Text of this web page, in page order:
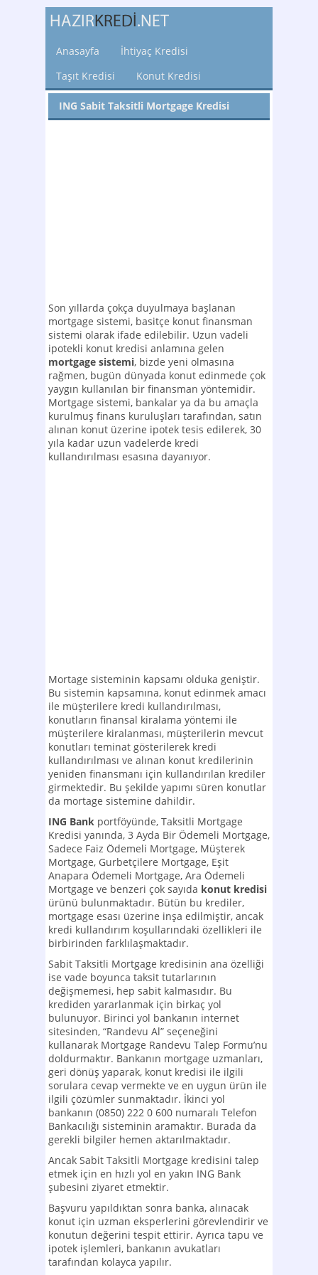
Anasayfa
İhtiyaç Kredisi
Taşıt Kredisi
Konut Kredisi
ING Sabit Taksitli Mortgage Kredisi
Son yıllarda çokça duyulmaya başlanan
mortgage sistemi, basitçe konut finansman
sistemi olarak ifade edilebilir. Uzun vadeli
ipotekli konut kredisi anlamına gelen
mortgage sistemi, bizde yeni olmasına
rağmen, bugün dünyada konut edinmede çok
yaygın kullanılan bir finansman yöntemidir.
Mortgage sistemi, bankalar ya da bu amaçla
kurulmuş finans kuruluşları tarafından, satın
alınan konut üzerine ipotek tesis edilerek, 30
yıla kadar uzun vadelerde kredi
kullandırılması esasına dayanıyor.
Mortage sisteminin kapsamı olduka geniştir.
Bu sistemin kapsamına, konut edinmek amacı
ile müşterilere kredi kullandırılması,
konutların finansal kiralama yöntemi ile
müşterilere kiralanması, müşterilerin mevcut
konutları teminat gösterilerek kredi
kullandırılması ve alınan konut kredilerinin
yeniden finansmanı için kullandırılan krediler
girmektedir. Bu şekilde yapımı süren konutlar
da mortage sistemine dahildir.
ING Bank portföyünde, Taksitli Mortgage
Kredisi yanında, 3 Ayda Bir Ödemeli Mortgage,
Sadece Faiz Ödemeli Mortgage, Müşterek
Mortgage, Gurbetçilere Mortgage, Eşit
Anapara Ödemeli Mortgage, Ara Ödemeli
Mortgage ve benzeri çok sayıda konut kredisi
ürünü bulunmaktadır. Bütün bu krediler,
mortgage esası üzerine inşa edilmiştir, ancak
kredi kullandırım koşullarındaki özellikleri ile
birbirinden farklılaşmaktadır.
Sabit Taksitli Mortgage kredisinin ana özelliği
ise vade boyunca taksit tutarlarının
değişmemesi, hep sabit kalmasıdır. Bu
krediden yararlanmak için birkaç yol
bulunuyor. Birinci yol bankanın internet
sitesinden, “Randevu Al” seçeneğini
kullanarak Mortgage Randevu Talep Formu’nu
doldurmaktır. Bankanın mortgage uzmanları,
geri dönüş yaparak, konut kredisi ile ilgili
sorulara cevap vermekte ve en uygun ürün ile
ilgili çözümler sunmaktadır. İkinci yol
bankanın (0850) 222 0 600 numaralı Telefon
Bankacılığı sisteminin aramaktır. Burada da
gerekli bilgiler hemen aktarılmaktadır.
Ancak Sabit Taksitli Mortgage kredisini talep
etmek için en hızlı yol en yakın ING Bank
şubesini ziyaret etmektir.
Başvuru yapıldıktan sonra banka, alınacak
konut için uzman eksperlerini görevlendirir ve
konutun değerini tespit ettirir. Ayrıca tapu ve
ipotek işlemleri, bankanın avukatları
tarafından kolayca yapılır.